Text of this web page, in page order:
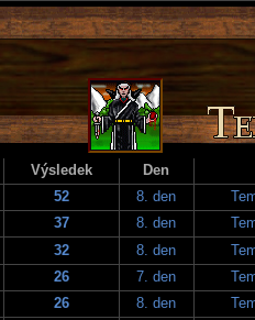
Výsledek
Den
52 8. den
37 8. den
32 8. den
26 7. den
26 8. den